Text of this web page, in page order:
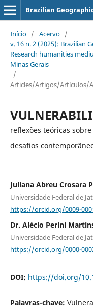
Brazilian
Início / Acervo /
v. 16 n. 2 (2025): Brazilian
Research humanities
Minas Gerais
/
Articles/Artigos/Artículos/
reflexões teóricas
desafios
Juliana Abreu Crosara
Universidade Federal de
https://orcid.org/0009-
Dr. Alécio Perini
Universidade Federal de
https://orcid.org/0000-
DOI: https://doi.org/
Palavras-chave: